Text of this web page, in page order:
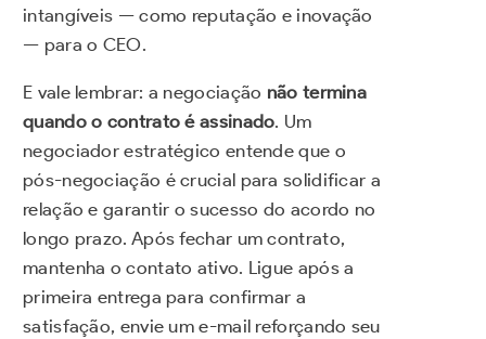
intangíveis — como reputação e inovação
— para o CEO.
E vale lembrar: a negociação não termina
quando o contrato é assinado. Um
negociador estratégico entende que o
pós-negociação é crucial para solidificar a
relação e garantir o sucesso do acordo no
longo prazo. Após fechar um contrato,
mantenha o contato ativo. Ligue após a
primeira entrega para confirmar a
satisfação, envie um e-mail reforçando seu